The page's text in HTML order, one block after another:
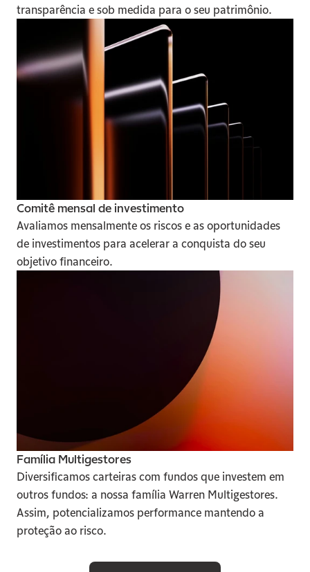
transparência e sob medida para o seu patrimônio.
Comitê mensal de investimento
Avaliamos mensalmente os riscos e as oportunidades
de investimentos para acelerar a conquista do seu
objetivo financeiro.
Família Multigestores
Diversificamos carteiras com fundos que investem em
outros fundos: a nossa família Warren Multigestores.
Assim, potencializamos performance mantendo a
proteção ao risco.